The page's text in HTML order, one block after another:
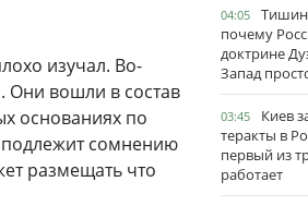
изучал. Во-
Они вошли в состав
основаниях по
сомнению
размещать что
04:05
почему
доктрине
Запад
03:45
Киев
теракты в
первый из
работает